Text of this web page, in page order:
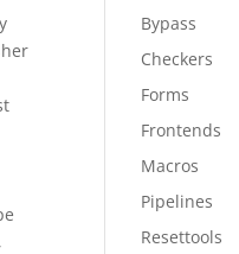
Bypass
Checkers
Forms
Frontends
Macros
Pipelines
Resettools